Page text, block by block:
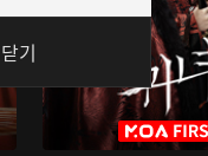
닫기